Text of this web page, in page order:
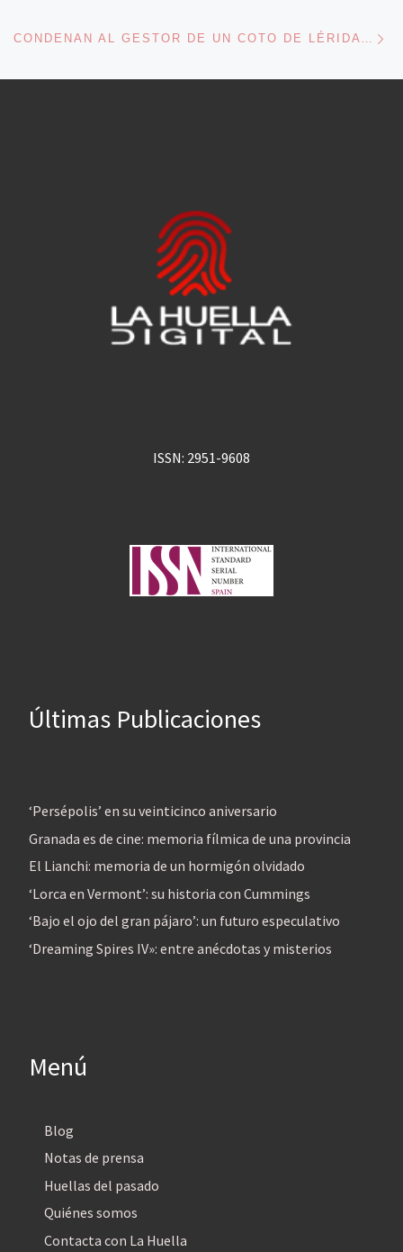
ISSN: 2951-9608
Últimas Publicaciones
‘Persépolis’ en su veinticinco aniversario
Granada es de cine: memoria fílmica de una provincia
El Lianchi: memoria de un hormigón olvidado
‘Lorca en Vermont’: su historia con Cummings
‘Bajo el ojo del gran pájaro’: un futuro especulativo
‘Dreaming Spires IV»: entre anécdotas y misterios
Menú
Blog
Notas de prensa
Huellas del pasado
Quiénes somos
Contacta con La Huella